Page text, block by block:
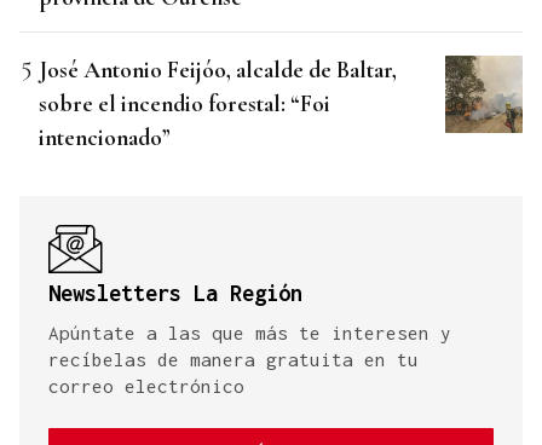
José Antonio Feijóo, alcalde de Baltar,
sobre el incendio forestal: “Foi
intencionado”
Newsletters La Región
Apúntate a las que más te interesen y
recíbelas de manera gratuita en tu
correo electrónico